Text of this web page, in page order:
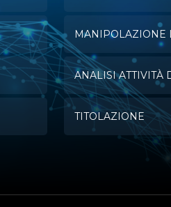
MANIPOLAZIONE
ANALISI ATTIVITÀ
TITOLAZIONE